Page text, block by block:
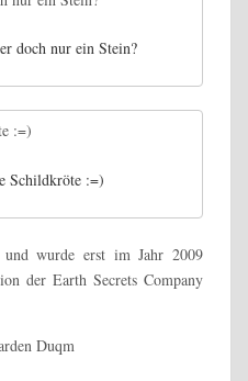
doch nur ein Stein?
Schildkröte :=)
wurde erst im Jahr 2009
der Earth Secrets Company